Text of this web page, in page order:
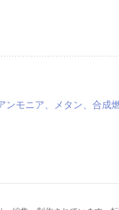
モニア、メタン、合成燃